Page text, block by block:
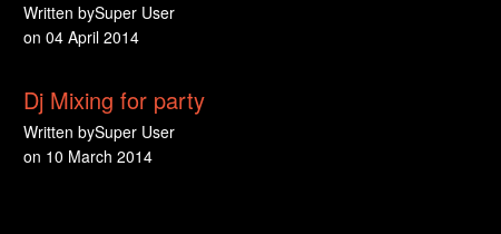
Written bySuper User
on 04 April 2014
Dj Mixing for party
Written bySuper User
on 10 March 2014